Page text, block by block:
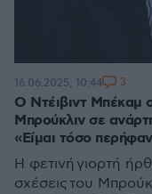
Ο Ντέιβιντ Μπέκαμ
Μπρούκλιν σε
«Είμαι τόσο
Η φετινή γιορτή
σχέσεις του
16.06.2025, 10:44 3